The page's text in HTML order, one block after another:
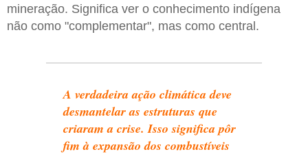
mineração. Significa ver o conhecimento indígena
não como "complementar", mas como central.
A verdadeira ação climática deve
desmantelar as estruturas que
criaram a crise. Isso significa pôr
fim à expansão dos combustíveis